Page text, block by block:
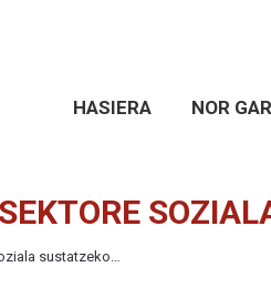
HASIERA NOR
sustatzeko…